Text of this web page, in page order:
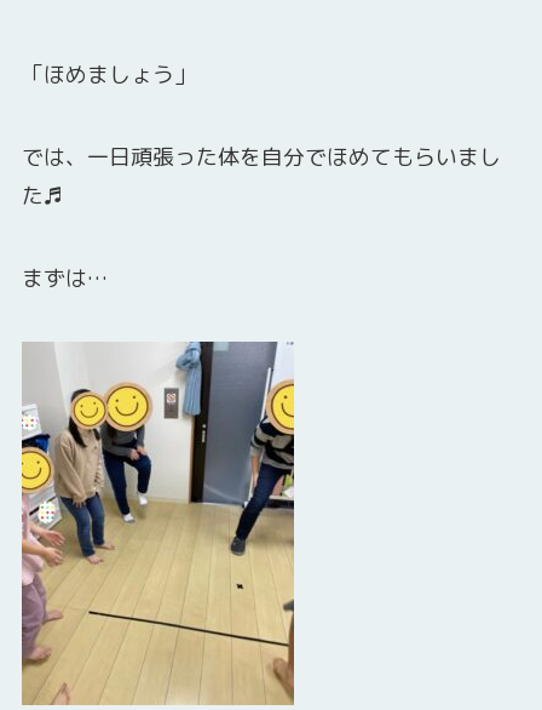
「ほめましょう」
では、一日頑張った体を自分でほめてもらいまし
た♬
まずは…